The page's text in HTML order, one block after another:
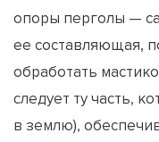
опоры перголы —
ее составляющая,
обработать
следует ту часть,
в землю),